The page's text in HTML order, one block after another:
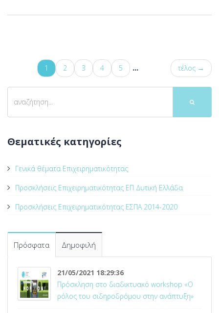
1 2 3 4 5 ... τέλος →
Θεματικές κατηγορίες
Γενικά θέματα Επιχειρηματικότητας
Προσκλήσεις Επιχειρηματικότητας ΕΠ Δυτική Ελλάδα
Προσκλήσεις Επιχειρηματικότητας ΕΣΠΑ 2014-2020
Πρόσφατα Δημοφιλή
21/05/2021 18:29:36
Πρόσκληση στο διαδικτυακό workshop «Ο
ρόλος του σιδηροδρόμου στην ανάπτυξη»